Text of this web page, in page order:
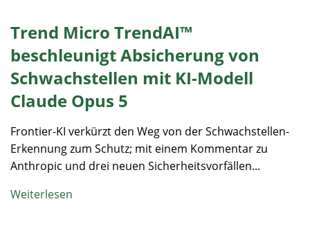
Trend Micro TrendAI™
beschleunigt Absicherung von
Schwachstellen mit KI-Modell
Claude Opus 5
Frontier-KI verkürzt den Weg von der Schwachstellen-
Erkennung zum Schutz; mit einem Kommentar zu
Anthropic und drei neuen Sicherheitsvorfällen...
Weiterlesen